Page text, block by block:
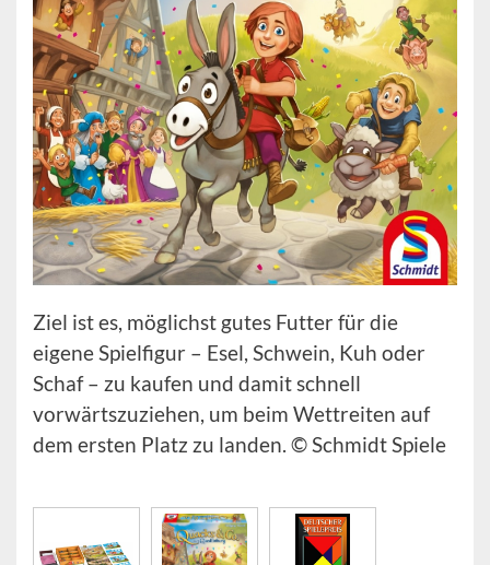
Ziel ist es, möglichst gutes Futter für die
eigene Spielfigur – Esel, Schwein, Kuh oder
Schaf – zu kaufen und damit schnell
vorwärtszuziehen, um beim Wettreiten auf
dem ersten Platz zu landen. © Schmidt Spiele